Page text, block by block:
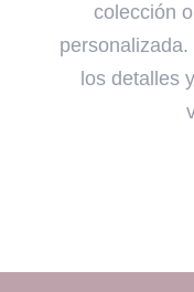
colección
los detalles